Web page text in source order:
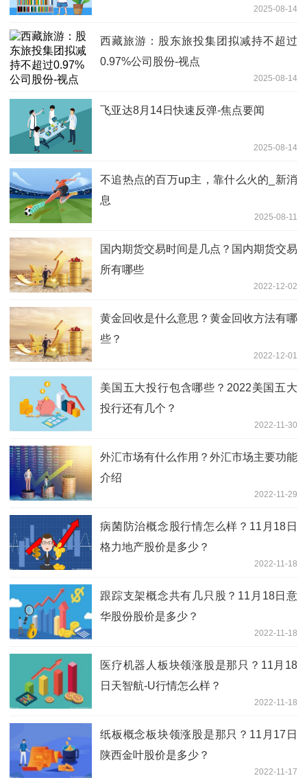
2025-08-14
西藏旅游：股东旅投集团拟减持不超过
0.97%公司股份-视点
2025-08-14
飞亚达8月14日快速反弹-焦点要闻
2025-08-14
不追热点的百万up主，靠什么火的_新消
息
2025-08-11
国内期货交易时间是几点？国内期货交易
所有哪些
2022-12-02
黄金回收是什么意思？黄金回收方法有哪
些？
2022-12-01
美国五大投行包含哪些？2022美国五大
投行还有几个？
2022-11-30
外汇市场有什么作用？外汇市场主要功能
介绍
2022-11-29
病菌防治概念股行情怎么样？11月18日
格力地产股价是多少？
2022-11-18
跟踪支架概念共有几只股？11月18日意
华股份股价是多少？
2022-11-18
医疗机器人板块领涨股是那只？11月18
日天智航-U行情怎么样？
2022-11-18
纸板概念板块领涨股是那只？11月17日
陕西金叶股价是多少？
2022-11-17